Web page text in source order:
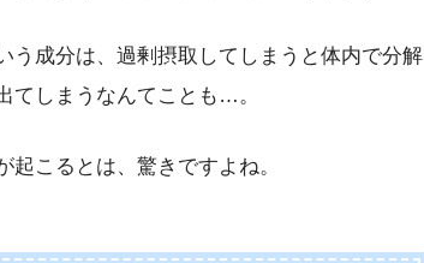
う成分は、過剰摂取してしまうと体内で分解
てしまうなんてことも…。
こるとは、驚きですよね。